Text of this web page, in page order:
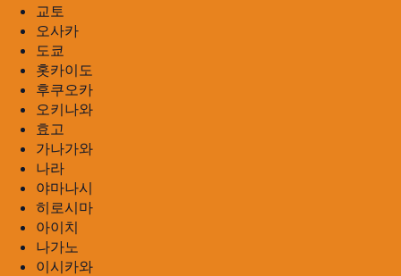
교토
오사카
도쿄
홋카이도
후쿠오카
오키나와
효고
가나가와
나라
야마나시
히로시마
아이치
나가노
이시카와